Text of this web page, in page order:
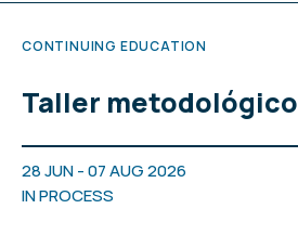
CONTINUING EDUCATION
Taller metodológico
28 JUN - 07 AUG 2026
IN PROCESS